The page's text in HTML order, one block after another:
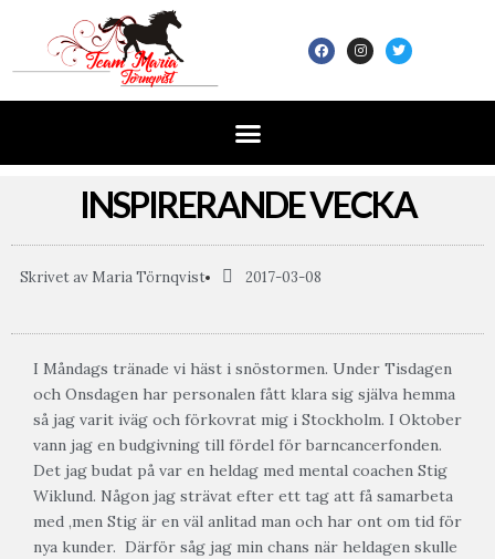
INSPIRERANDE VECKA
Skrivet av Maria Törnqvist 2017-03-08
I Måndags tränade vi häst i snöstormen. Under Tisdagen
och Onsdagen har personalen fått klara sig själva hemma
så jag varit iväg och förkovrat mig i Stockholm. I Oktober
vann jag en budgivning till fördel för barncancerfonden.
Det jag budat på var en heldag med mental coachen Stig
Wiklund. Någon jag strävat efter ett tag att få samarbeta
med ,men Stig är en väl anlitad man och har ont om tid för
nya kunder. Därför såg jag min chans när heldagen skulle